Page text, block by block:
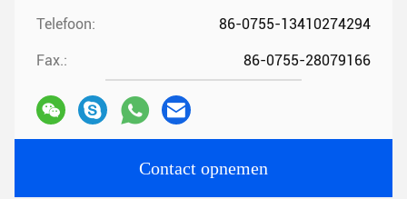
Telefoon: 86-0755-13410274294
Fax.: 86-0755-28079166
Contact opnemen